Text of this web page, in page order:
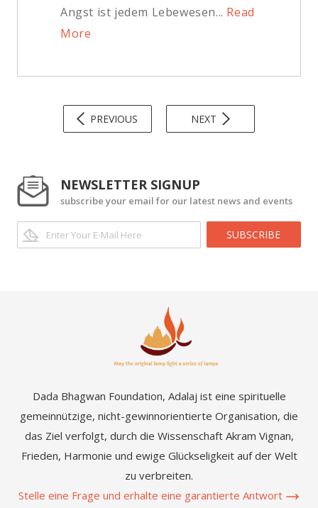
Angst ist jedem Lebewesen... Read
More
PREVIOUS NEXT
NEWSLETTER SIGNUP
subscribe your email for our latest news and events
SUBSCRIBE
Dada Bhagwan Foundation, Adalaj ist eine spirituelle
gemeinnützige, nicht-gewinnorientierte Organisation, die
das Ziel verfolgt, durch die Wissenschaft Akram Vignan,
Frieden, Harmonie und ewige Glückseligkeit auf der Welt
zu verbreiten.
Stelle eine Frage und erhalte eine garantierte Antwort